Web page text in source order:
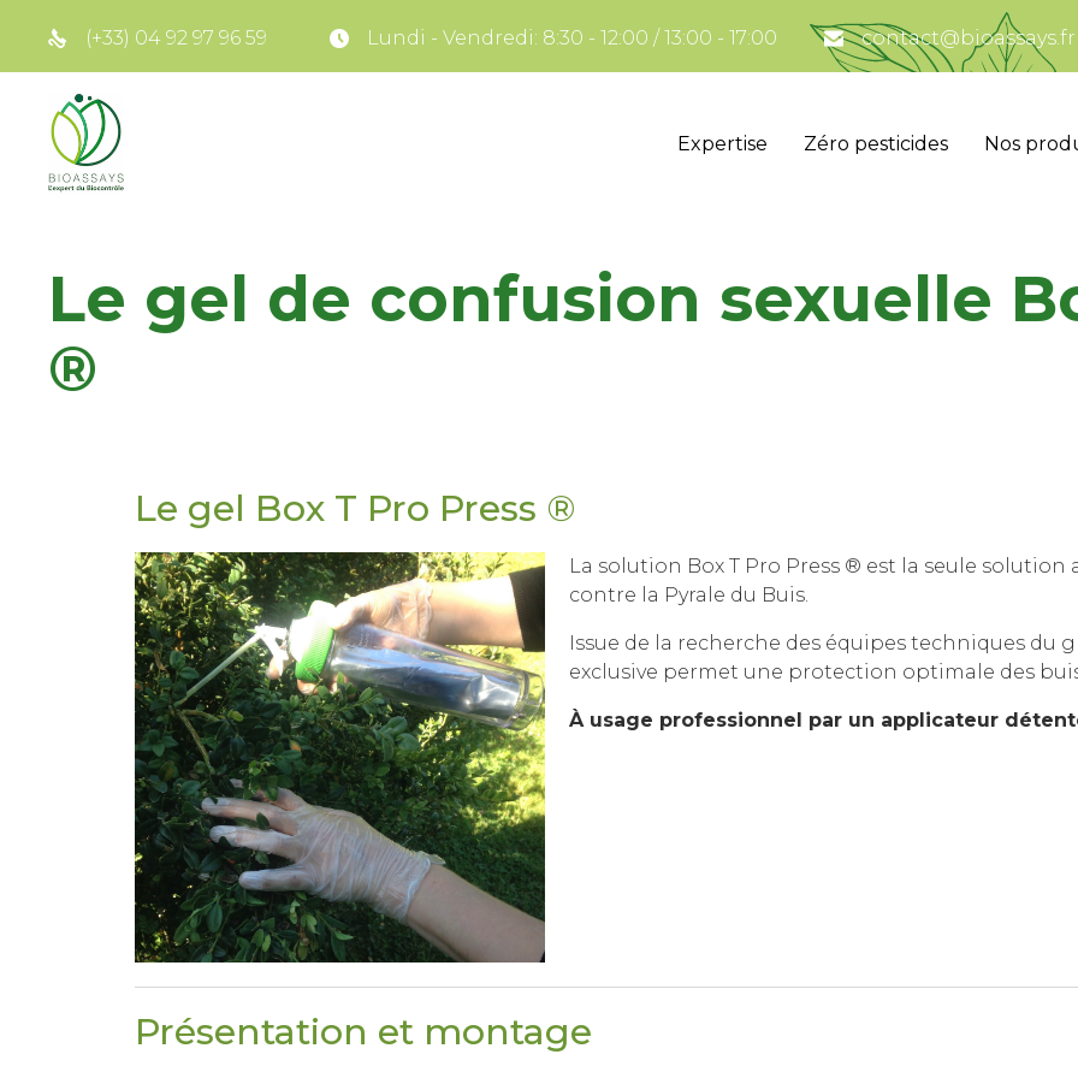
(+33) 04 92 97 96 59 Lundi - Vendredi: 8:30 - 12:00 / 13:00 - 17:00 contact@bioassays.fr
Expertise Zéro pesticides Nos
Le gel de confusion sexuelle
®
Le gel Box T Pro Press ®
La solution Box T Pro Press ® est la seule
contre la Pyrale du Buis.
Issue de la recherche des équipes techniques
exclusive permet une protection optimale des
À usage professionnel par un applicateur
Présentation et montage